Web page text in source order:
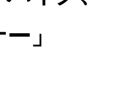
」